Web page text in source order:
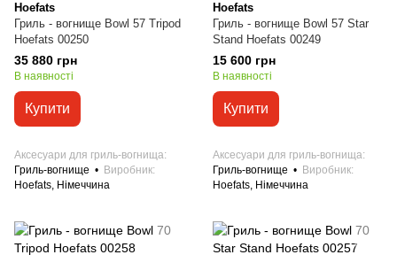
Hoefats
Гриль - вогнище Bowl 57 Tripod
Hoefats 00250
35 880 грн
В наявності
Купити
Аксесуари для гриль-вогнища
Гриль-вогнище
Виробник
Hoefats, Німеччина
Hoefats
Гриль - вогнище Bowl 57 Star
Stand Hoefats 00249
15 600 грн
В наявності
Купити
Аксесуари для гриль-вогнища
Гриль-вогнище
Виробник
Hoefats, Німеччина